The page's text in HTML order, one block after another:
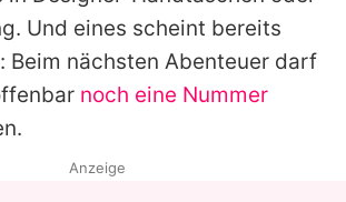
Und eines scheint bereits
Beim nächsten Abenteuer darf
noch eine Nummer
Anzeige